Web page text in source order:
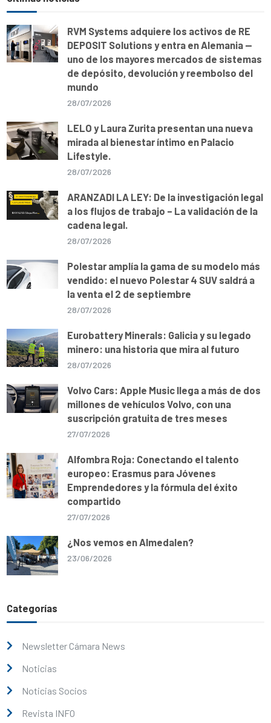
p
m
RVM Systems adquiere los activos de RE
DEPOSIT Solutions y entra en Alemania —
uno de los mayores mercados de sistemas
de depósito, devolución y reembolso del
mundo
28/07/2026
LELO y Laura Zurita presentan una nueva
mirada al bienestar íntimo en Palacio
Lifestyle.
28/07/2026
ARANZADI LA LEY: De la investigación legal
a los flujos de trabajo – La validación de la
cadena legal.
28/07/2026
Polestar amplía la gama de su modelo más
vendido: el nuevo Polestar 4 SUV saldrá a
la venta el 2 de septiembre
28/07/2026
Eurobattery Minerals: Galicia y su legado
minero: una historia que mira al futuro
28/07/2026
Volvo Cars: Apple Music llega a más de dos
millones de vehículos Volvo, con una
suscripción gratuita de tres meses
27/07/2026
Alfombra Roja: Conectando el talento
europeo: Erasmus para Jóvenes
Emprendedores y la fórmula del éxito
compartido
27/07/2026
¿Nos vemos en Almedalen?
23/06/2026
Categorías
Newsletter Cámara News
Noticias
Noticias Socios
Revista INFO